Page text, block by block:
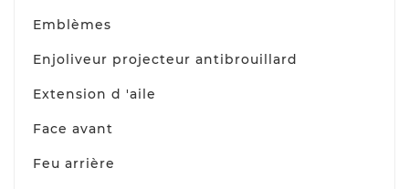
Emblèmes
Enjoliveur projecteur antibrouillard
Extension d 'aile
Face avant
Feu arrière